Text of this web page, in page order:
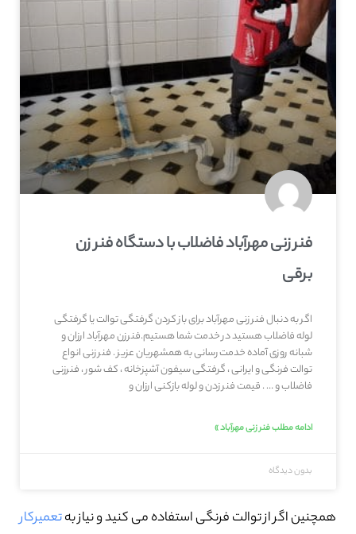
فنر زنی مهرآباد فاضلاب با دستگاه فنر زن
برقی
اگر به دنبال فنر زنی مهرآباد برای باز کردن گرفتگی توالت یا گرفتگی
لوله فاضلاب هستید در خدمت شما هستیم.فنرزن مهرآباد ارزان و
شبانه روزی آماده خدمت رسانی به همشهریان عزیز . فنر زنی انواع
توالت فرنگی و ایرانی ، گرفتگی سیفون آشپزخانه ، کف شور ، فنرزنی
فاضلاب و … . قیمت فنر زدن و لوله بازکنی ارزان و
ادامه مطلب فنر زنی مهرآباد »
بدون دیدگاه
همچنین اگر از توالت فرنگی استفاده می کنید و نیاز بهتعمیرکار